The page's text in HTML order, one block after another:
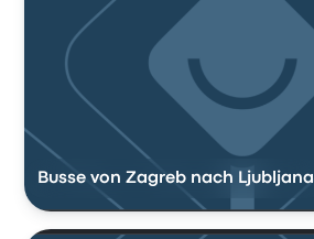
Busse von Zagreb nach Ljubljana